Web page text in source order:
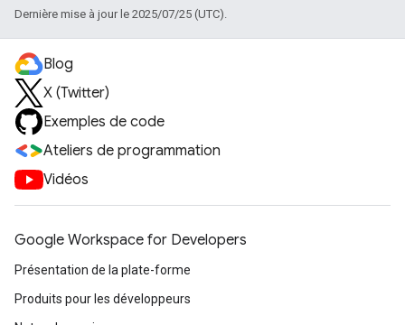
Dernière mise à jour le 2025/07/25 (UTC).
Blog
X (Twitter)
Exemples de code
Ateliers de programmation
Vidéos
Google Workspace for Developers
Présentation de la plate-forme
Produits pour les développeurs